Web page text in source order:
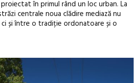
în primul rând un loc urban. La
centrale noua clădire mediază nu
și între o tradiție ordonatoare și o